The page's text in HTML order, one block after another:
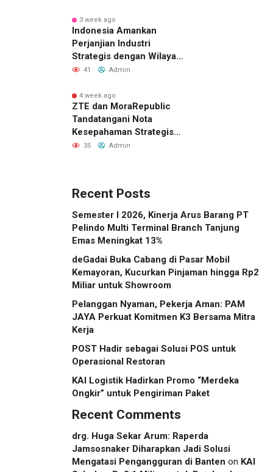
3 week ago
Indonesia Amankan
Perjanjian Industri
Strategis dengan Wilayah
Sverdlovsk, Rusia untuk
41 Admin
4 week ago
ZTE dan MoraRepublic
Tandatangani Nota
Kesepahaman Strategis
untuk Memperluas
35 Admin
Recent Posts
Semester I 2026, Kinerja Arus Barang PT
Pelindo Multi Terminal Branch Tanjung
Emas Meningkat 13%
deGadai Buka Cabang di Pasar Mobil
Kemayoran, Kucurkan Pinjaman hingga Rp2
Miliar untuk Showroom
Pelanggan Nyaman, Pekerja Aman: PAM
JAYA Perkuat Komitmen K3 Bersama Mitra
Kerja
POST Hadir sebagai Solusi POS untuk
Operasional Restoran
KAI Logistik Hadirkan Promo “Merdeka
Ongkir” untuk Pengiriman Paket
Recent Comments
drg. Huga Sekar Arum: Raperda
Jamsosnaker Diharapkan Jadi Solusi
Mengatasi Pengangguran di Banten on KAI